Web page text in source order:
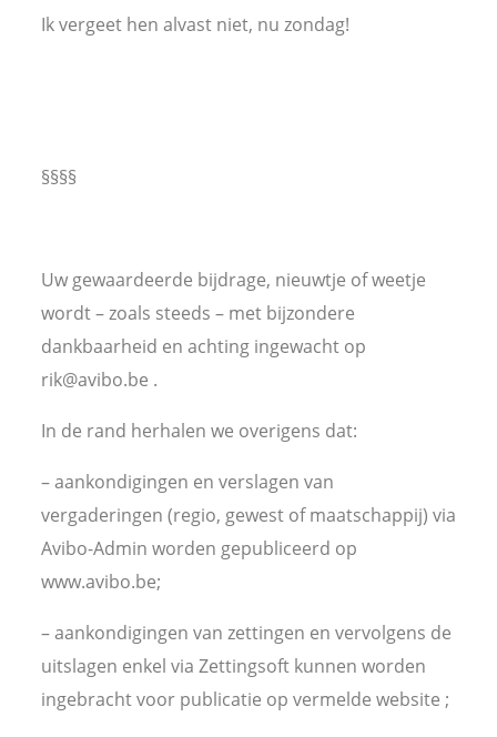
Ik vergeet hen alvast niet, nu zondag!
§§§§
Uw gewaardeerde bijdrage, nieuwtje of weetje
wordt – zoals steeds – met bijzondere
dankbaarheid en achting ingewacht op
rik@avibo.be .
In de rand herhalen we overigens dat:
– aankondigingen en verslagen van
vergaderingen (regio, gewest of maatschappij) via
Avibo-Admin worden gepubliceerd op
www.avibo.be;
– aankondigingen van zettingen en vervolgens de
uitslagen enkel via Zettingsoft kunnen worden
ingebracht voor publicatie op vermelde website ;